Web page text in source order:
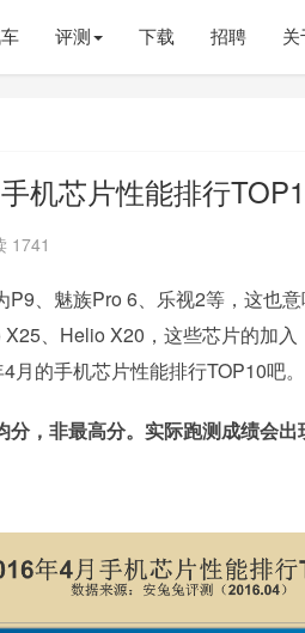
评测 下载 招聘
机芯片性能排行
1741
、魅族Pro 6、乐视2等，这也
、Helio X20，这些芯片的加
的手机芯片性能排行TOP10吧。
，非最高分。实际跑测成绩会出